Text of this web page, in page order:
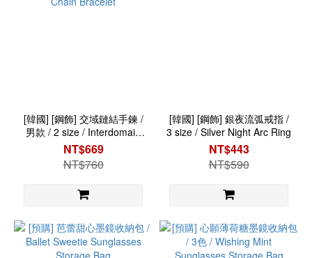
[韓國] [鋼飾] 交域鏈結手鍊 /
男款 / 2 size / Interdomain
Chain Bracelet
NT$669
NT$760
[韓國] [鋼飾] 銀夜流弧戒指 /
3 size / Silver Night Arc Ring
NT$443
NT$590